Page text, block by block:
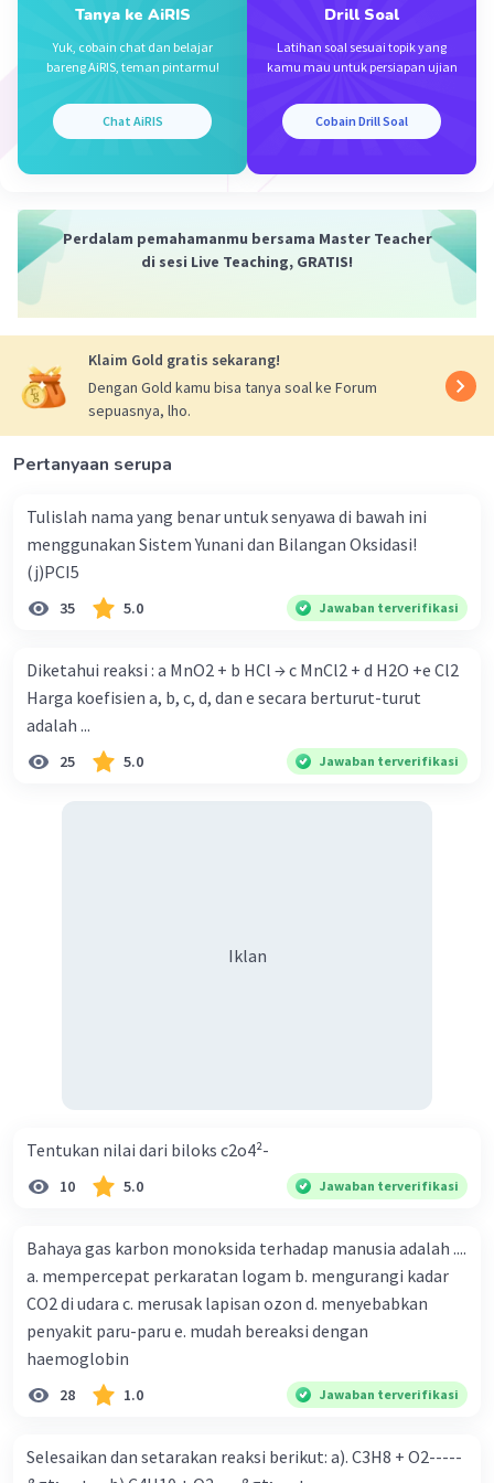
nonlogam. Senyawa yang terbentuk adalah PR2
Beri Rating·5.0(1) Balas
Iklan
Tanya ke AiRIS
Yuk, cobain chat dan belajar
bareng AiRIS, teman pintarmu!
Chat AiRIS
Drill Soal
Latihan soal sesuai topik yang
kamu mau untuk persiapan ujian
Cobain Drill Soal
Perdalam pemahamanmu bersama Master Teacher
di sesi Live Teaching, GRATIS!
Klaim Gold gratis sekarang!
Dengan Gold kamu bisa tanya soal ke Forum
sepuasnya, lho.
Pertanyaan serupa
Tulislah nama yang benar untuk senyawa di bawah ini
menggunakan Sistem Yunani dan Bilangan Oksidasi!
(j)PCI5
35 5.0 Jawaban terverifikasi
Diketahui reaksi : a MnO2 + b HCl → c MnCl2 + d H2O +e Cl2
Harga koefisien a, b, c, d, dan e secara berturut-turut
adalah ...
25 5.0 Jawaban terverifikasi
Iklan
Tentukan nilai dari biloks c2o4²-
10 5.0 Jawaban terverifikasi
Bahaya gas karbon monoksida terhadap manusia adalah ....
a. mempercepat perkaratan logam b. mengurangi kadar
CO2 di udara c. merusak lapisan ozon d. menyebabkan
penyakit paru-paru e. mudah bereaksi dengan
haemoglobin
28 1.0 Jawaban terverifikasi
Selesaikan dan setarakan reaksi berikut: a). C3H8 + O2-----